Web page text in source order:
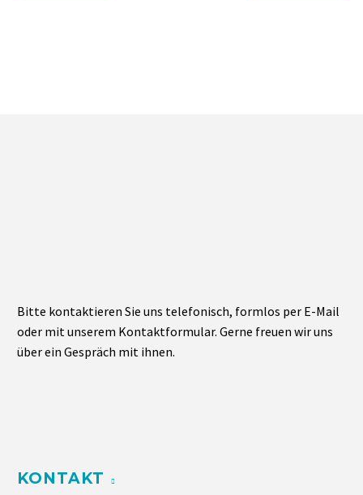
Bitte kontaktieren Sie uns telefonisch, formlos per E-Mail
oder mit unserem Kontaktformular. Gerne freuen wir uns
über ein Gespräch mit ihnen.
KONTAKT